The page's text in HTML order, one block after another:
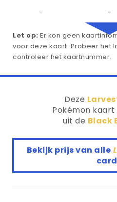
- -
Let op: Er kon geen
voor deze kaart. Probeer het
controleer het kaartnummer.
Deze
Pokémon
uit de Black
Bekijk prijs van alle